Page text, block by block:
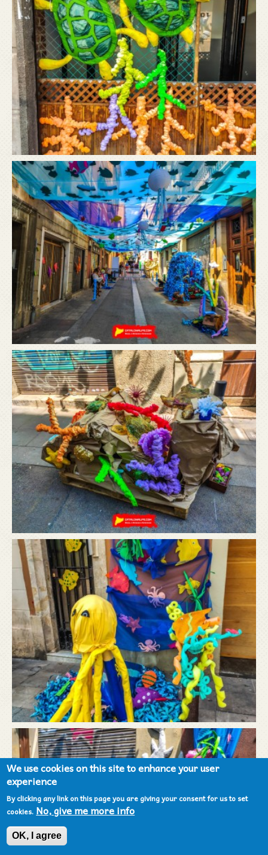
We use cookies on this site to enhance your user
experience
By clicking any link on this page you are giving your consent for us to set
cookies. No, give me more info
OK, I agree